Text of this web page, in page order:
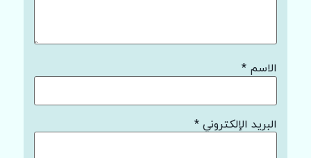
الاسم *
البريد الإلكتروني *